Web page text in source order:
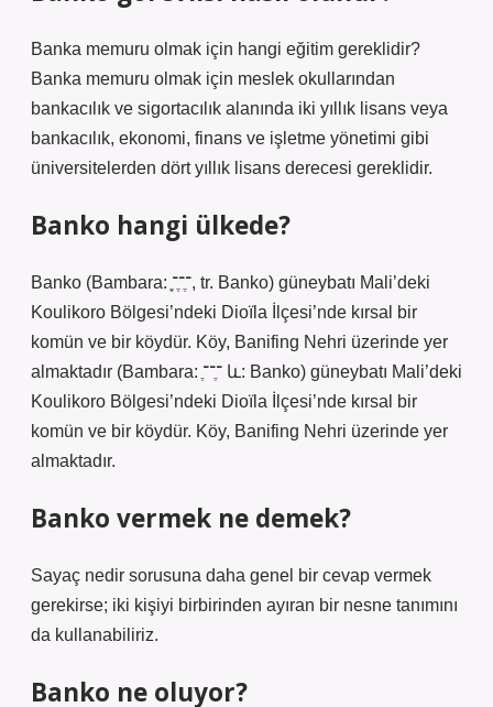
Banka memuru olmak için hangi eğitim gereklidir?
Banka memuru olmak için meslek okullarından
bankacılık ve sigortacılık alanında iki yıllık lisans veya
bankacılık, ekonomi, finans ve işletme yönetimi gibi
üniversitelerden dört yıllık lisans derecesi gereklidir.
Banko hangi ülkede?
Banko (Bambara: ֵֶ־ֶ־ֶ־, tr. Banko) güneybatı Mali’deki
Koulikoro Bölgesi’ndeki Dioïla İlçesi’nde kırsal bir
komün ve bir köydür. Köy, Banifing Nehri üzerinde yer
almaktadır (Bambara: ֶ־ֶ־־ և: Banko) güneybatı Mali’deki
Koulikoro Bölgesi’ndeki Dioïla İlçesi’nde kırsal bir
komün ve bir köydür. Köy, Banifing Nehri üzerinde yer
almaktadır.
Banko vermek ne demek?
Sayaç nedir sorusuna daha genel bir cevap vermek
gerekirse; iki kişiyi birbirinden ayıran bir nesne tanımını
da kullanabiliriz.
Banko ne oluyor?